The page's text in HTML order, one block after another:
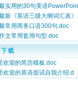
"Share"在此当名词用
实用的30句美语
新《英语三级大纲词汇表》.
常用商务口语300句.doc
文常用套用句型.doc
载
欢迎的简历模板.doc
欢迎的英语面试自我介绍.d